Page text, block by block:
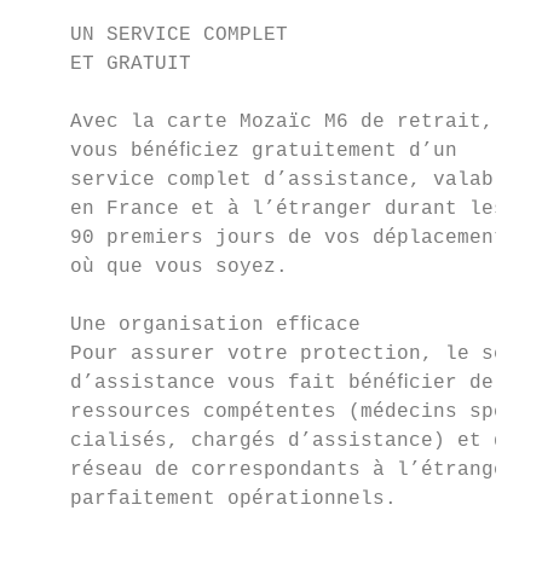
UN SERVICE COMPLET
ET GRATUIT
Avec la carte Mozaïc M6 de retrait,
vous bénéﬁciez gratuitement d’un
service complet d’assistance, valable
en France et à l’étranger durant les
90 premiers jours de vos déplacements
où que vous soyez.
Une organisation efﬁcace
Pour assurer votre protection, le
d’assistance vous fait bénéﬁcier de
ressources compétentes (médecins spé-
cialisés, chargés d’assistance) et
réseau de correspondants à l’étranger
    parfaitement opérationnels.